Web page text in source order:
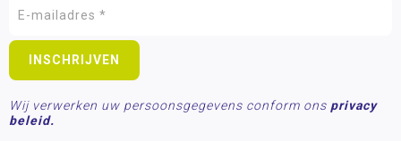
Wij verwerken uw persoonsgegevens conform ons privacy
beleid.